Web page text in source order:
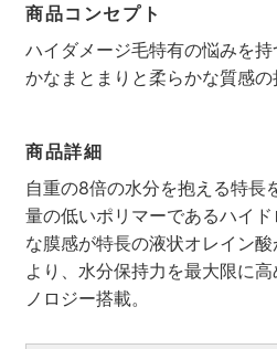
商品コンセプト
ハイダメージ毛特有の悩みを
かなまとまりと柔らかな質感
商品詳細
自重の8倍の水分を抱える特長
量の低いポリマーであるハイ
な膜感が特長の液状オレイン
より、水分保持力を最大限に
ノロジー搭載。